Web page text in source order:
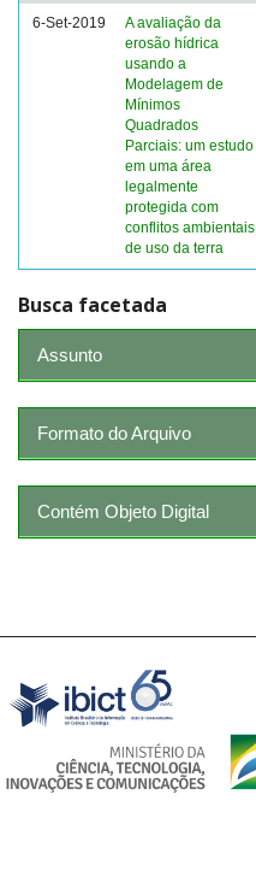
6-Set-2019
A avaliação da
erosão hídrica
usando a
Modelagem de
Mínimos
Quadrados
Parciais: um estudo
em uma área
legalmente
protegida com
conflitos ambientais
de uso da terra
Busca facetada
Assunto
Formato do Arquivo
Contém Objeto Digital